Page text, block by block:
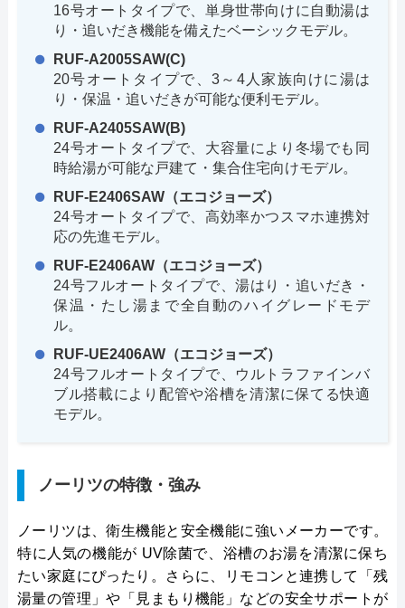
16号オートタイプで、単身世帯向けに自動湯は
り・追いだき機能を備えたベーシックモデル。
RUF-A2005SAW(C)
20号オートタイプで、3～4人家族向けに湯は
り・保温・追いだきが可能な便利モデル。
RUF-A2405SAW(B)
24号オートタイプで、大容量により冬場でも同
時給湯が可能な戸建て・集合住宅向けモデル。
RUF-E2406SAW（エコジョーズ）
24号オートタイプで、高効率かつスマホ連携対
応の先進モデル。
RUF-E2406AW（エコジョーズ）
24号フルオートタイプで、湯はり・追いだき・
保温・たし湯まで全自動のハイグレードモデ
ル。
RUF-UE2406AW（エコジョーズ）
24号フルオートタイプで、ウルトラファインバ
ブル搭載により配管や浴槽を清潔に保てる快適
モデル。
ノーリツの特徴・強み
ノーリツは、衛生機能と安全機能に強いメーカーです。
特に人気の機能が UV除菌で、浴槽のお湯を清潔に保ち
たい家庭にぴったり。さらに、リモコンと連携して「残
湯量の管理」や「見まもり機能」などの安全サポートが